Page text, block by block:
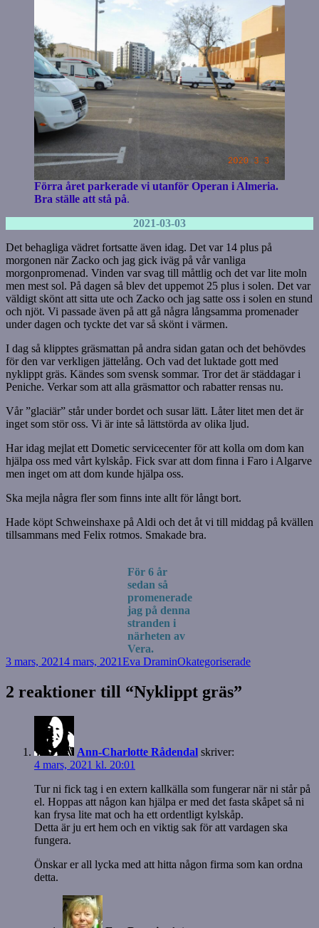
Förra året parkerade vi utanför Operan i Almeria.
Bra ställe att stå på.
2021-03-03
Det behagliga vädret fortsatte även idag. Det var 14 plus på
morgonen när Zacko och jag gick iväg på vår vanliga
morgonpromenad. Vinden var svag till måttlig och det var lite moln
men mest sol. På dagen så blev det uppemot 25 plus i solen. Det var
väldigt skönt att sitta ute och Zacko och jag satte oss i solen en stund
och njöt. Vi passade även på att gå några långsamma promenader
under dagen och tyckte det var så skönt i värmen.
I dag så klipptes gräsmattan på andra sidan gatan och det behövdes
för den var verkligen jättelång. Och vad det luktade gott med
nyklippt gräs. Kändes som svensk sommar. Tror det är städdagar i
Peniche. Verkar som att alla gräsmattor och rabatter rensas nu.
Vår ”glaciär” står under bordet och susar lätt. Låter litet men det är
inget som stör oss. Vi är inte så lättstörda av olika ljud.
Har idag mejlat ett Dometic servicecenter för att kolla om dom kan
hjälpa oss med vårt kylskåp. Fick svar att dom finna i Faro i Algarve
men inget om att dom kunde hjälpa oss.
Ska mejla några fler som finns inte allt för långt bort.
Hade köpt Schweinshaxe på Aldi och det åt vi till middag på kvällen
tillsammans med Felix rotmos. Smakade bra.
För 6 år
sedan så
promenerade
jag på denna
stranden i
närheten av
Vera.
Postat
3 mars, 20214 mars, 2021Författare
Eva DraminKategorier
Okategoriserade
2 reaktioner till “Nyklippt gräs”
Ann-Charlotte Rådendal skriver:
4 mars, 2021 kl. 20:01
Tur ni fick tag i en extern kallkälla som fungerar när ni står på
el. Hoppas att någon kan hjälpa er med det fasta skåpet så ni
kan frysa lite mat och ha ett ordentligt kylskåp.
Detta är ju ert hem och en viktig sak för att vardagen ska
fungera.
Önskar er all lycka med att hitta någon firma som kan ordna
detta.